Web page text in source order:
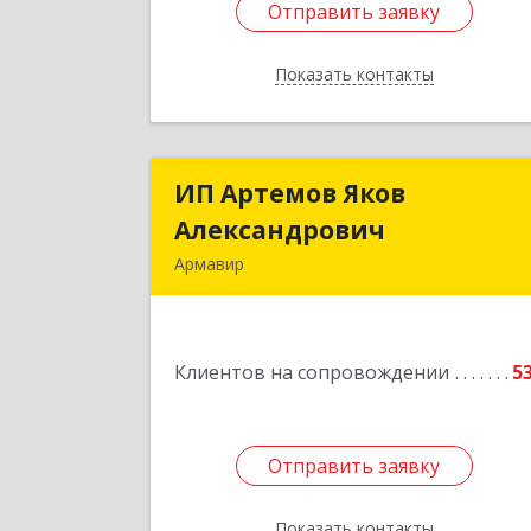
Отправить заявку
Показать контакты
Отправить заявку
Назад
ИП Артемов Яков
Александрович
Армавир
Клиентов на сопровождении
Отправить заявку
ИП Артемов Яков
Александрович
Отправить заявку